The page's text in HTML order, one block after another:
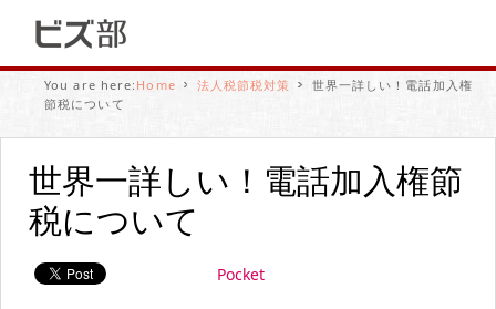
You are here: Home 法人税節税対策
世界一詳しい！電話加入権
節税について
世界一詳しい！電話加入権節
税について
Pocket